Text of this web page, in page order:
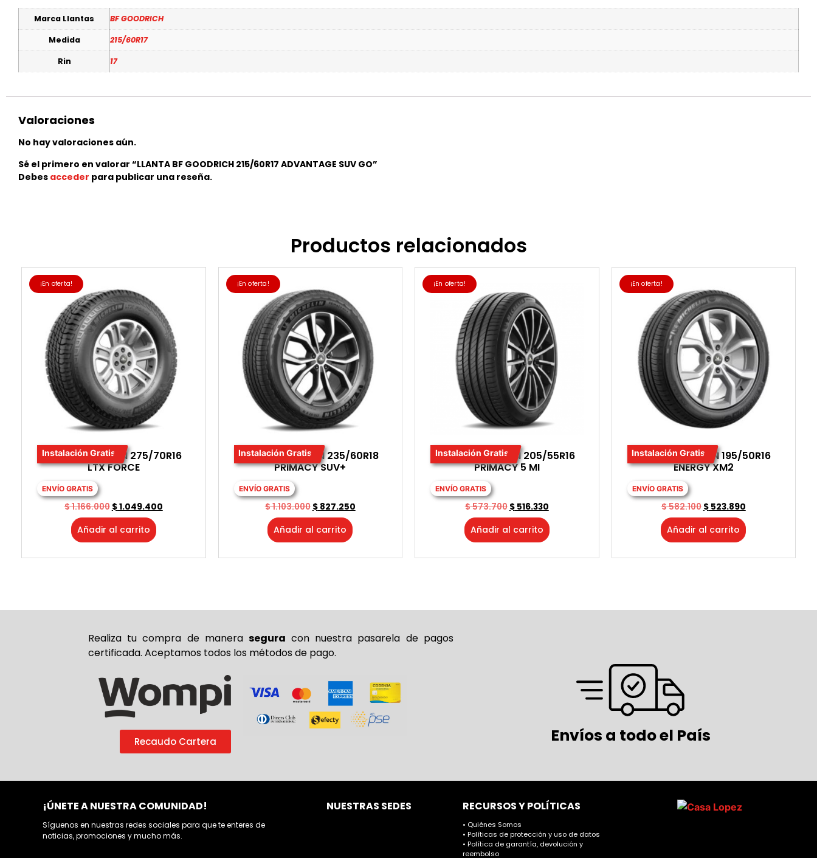
Marca Llantas BF GOODRICH
Medida 215/60R17
Rin 17
Valoraciones
No hay valoraciones aún.
Sé el primero en valorar “LLANTA BF GOODRICH 215/60R17 ADVANTAGE SUV GO”
Debes acceder para publicar una reseña.
Productos relacionados
¡En oferta!
Instalación Gratis
LLANTA MICHELIN 275/70R16
LTX FORCE
ENVÍO GRATIS
$1.166.000 $1.049.400
Añadir al carrito
¡En oferta!
Instalación Gratis
LLANTA MICHELIN 235/60R18
PRIMACY SUV+
ENVÍO GRATIS
$1.103.000 $827.250
Añadir al carrito
¡En oferta!
Instalación Gratis
LLANTA MICHELIN 205/55R16
PRIMACY 5 MI
ENVÍO GRATIS
$573.700 $516.330
Añadir al carrito
¡En oferta!
Instalación Gratis
LLANTA MICHELIN 195/50R16
ENERGY XM2
ENVÍO GRATIS
$582.100 $523.890
Añadir al carrito
Realiza tu compra de manera segura con nuestra pasarela de pagos
certificada. Aceptamos todos los métodos de pago.
Recaudo Cartera Envíos a todo el País
¡ÚNETE A NUESTRA COMUNIDAD!
Síguenos en nuestras redes sociales para que te enteres de
noticias, promociones y mucho más.
NUESTRAS SEDES RECURSOS Y POLÍTICAS
• Quiénes Somos
• Políticas de protección y uso de datos
• Política de garantía, devolución y
reembolso